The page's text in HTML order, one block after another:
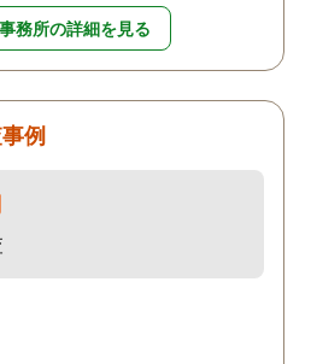
務所の詳細を見る
例